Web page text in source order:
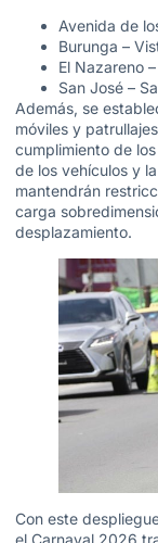
Avenida de
Burunga –
El Nazareno
San José –
Además, se
móviles y
cumplimiento de
de los vehículos y
mantendrán
carga
desplazamiento.
Con este
el Carnaval 2026